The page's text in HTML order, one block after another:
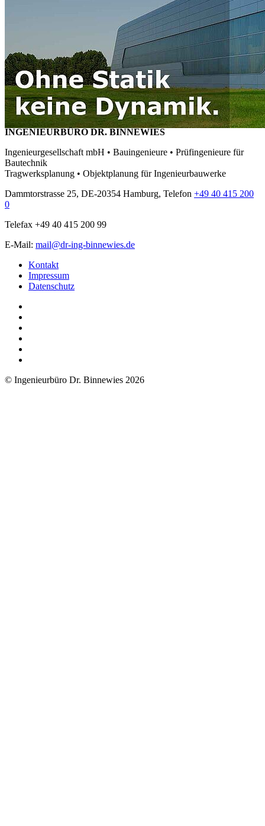
INGENIEURBÜRO DR. BINNEWIES
Ingenieurgesellschaft mbH • Bauingenieure • Prüfingenieure für
Bautechnik
Tragwerksplanung • Objektplanung für Ingenieurbauwerke
Dammtorstrasse 25, DE-20354 Hamburg, Telefon +49 40 415 200
0
Telefax +49 40 415 200 99
E-Mail: mail@dr-ing-binnewies.de
Kontakt
Impressum
Datenschutz
© Ingenieurbüro Dr. Binnewies 2026